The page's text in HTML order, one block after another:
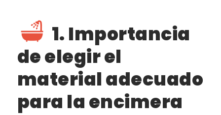
1. Importancia
de elegir el
material adecuado
para la encimera